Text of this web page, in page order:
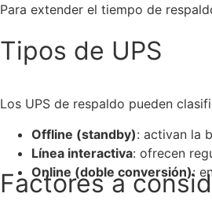
Para extender el tiempo de
Tipos de UPS
Los UPS de respaldo pueden
Offline (standby): activan la
Línea interactiva: ofrecen
Online (doble conversión):
Factores a